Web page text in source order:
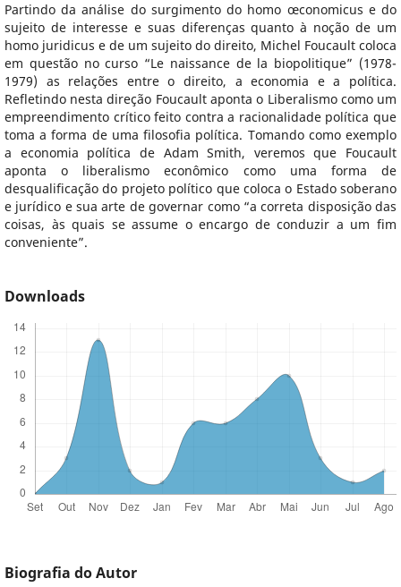
Partindo da análise do surgimento do homo œconomicus e do
sujeito de interesse e suas diferenças quanto à noção de um
homo juridicus e de um sujeito do direito, Michel Foucault coloca
em questão no curso “Le naissance de la biopolitique” (1978-
1979) as relações entre o direito, a economia e a política.
Refletindo nesta direção Foucault aponta o Liberalismo como um
empreendimento crítico feito contra a racionalidade política que
toma a forma de uma filosofia política. Tomando como exemplo
a economia política de Adam Smith, veremos que Foucault
aponta o liberalismo econômico como uma forma de
desqualificação do projeto político que coloca o Estado soberano
e jurídico e sua arte de governar como “a correta disposição das
coisas, às quais se assume o encargo de conduzir a um fim
conveniente”.
Downloads
Biografia do Autor